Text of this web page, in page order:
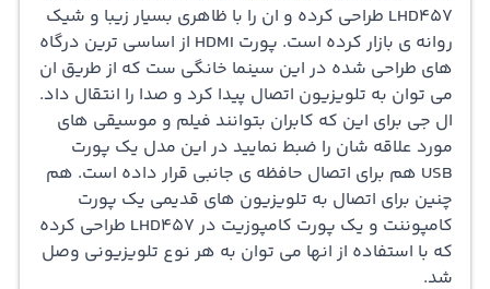
ضبط نمایید در این مدل یک پورت USB هم برای اتصال حافظه
ی جانبی قرار داده است. هم چنین برای اتصال به تلویزیون
های قدیمی یک پورت کامپوننت و یک پورت کامپوزیت در
LHD457 طراحی کرده که با استفاده از انها می توان به هر نوع
تلویزیونی وصل شد.کارائوکه همان ابزار سرگرمی که امروزه
محبوبیت بیشماری دارد، این بار در این سینما خانگی طراحی
شده تا از طریق ان بتوانید به خواندن اهنگ های مورد علاقه
LHD457 طراحی کرده و ان را با ظاهری بسیار زیبا و شیک
روانه ی بازار کرده است. پورت HDMI از اساسی ترین درگاه
های طراحی شده در این سینما خانگی ست که از طریق ان
می توان به تلویزیون اتصال پیدا کرد و صدا را انتقال داد.
ال جی برای این که کابران بتوانند فیلم و موسیقی های
مورد علاقه شان را ضبط نمایید در این مدل یک پورت
USB هم برای اتصال حافظه ی جانبی قرار داده است. هم
چنین برای اتصال به تلویزیون های قدیمی یک پورت
کامپوننت و یک پورت کامپوزیت در LHD457 طراحی کرده
که با استفاده از انها می توان به هر نوع تلویزیونی وصل
شد.